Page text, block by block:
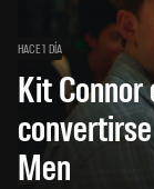
HACE 1 DÍA
Kit
Men